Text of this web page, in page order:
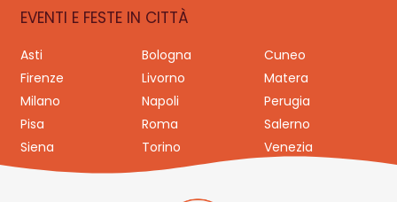
EVENTI E FESTE IN CITTÀ
Asti Bologna
Cuneo
Firenze
Livorno
Matera
Milano
Napoli
Perugia
Pisa
Roma
Salerno
Siena
Torino Venezia